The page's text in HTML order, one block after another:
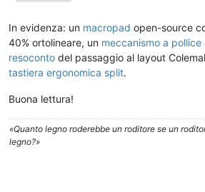
In evidenza: un macropad open-source
40% ortolineare, un meccanismo a pollice
resoconto del passaggio al layout
tastiera ergonomica split.
Buona lettura!
«Quanto legno roderebbe un roditore se un
legno?»